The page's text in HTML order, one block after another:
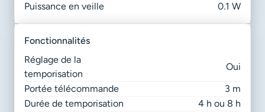
Puissance en veille
0.1 W
fonctionnalités
Réglage de la
temporisation
Oui
Portée télécommande
3 m
Durée de temporisation
4 h ou 8 h